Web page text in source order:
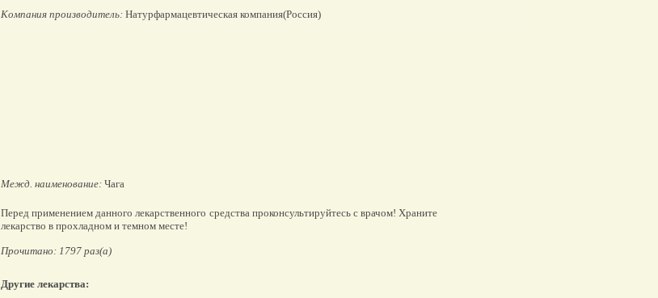
Компания производитель: Натурфармацевтическая компания(Россия)
Межд. наименование: Чага
Перед применением данного лекарственного средства проконсультируйтесь с врачом! Храните
лекарство в прохладном и темном месте!
Прочитано: 1797 раз(а)
Другие лекарства: